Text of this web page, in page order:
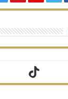
تيك توك